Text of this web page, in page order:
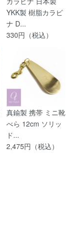
YKK製 樹脂カラビ
ナ D...
330円（税込）
真鍮製 携帯 ミニ靴
べら 12cm ソリッ
ド...
2,475円（税込）